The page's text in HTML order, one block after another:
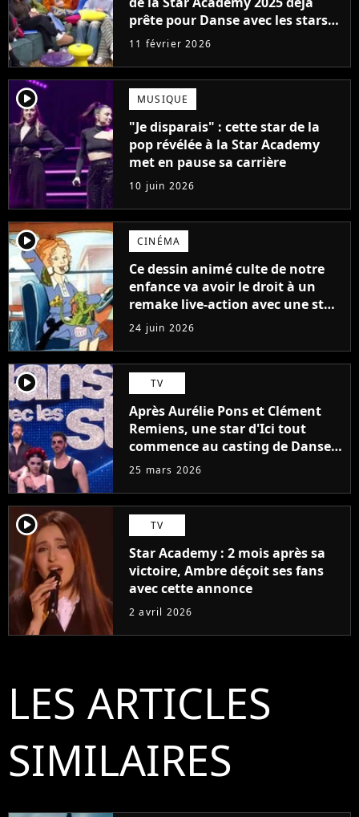
prête pour Danse avec les stars
2027
11 février 2026
player2 MUSIQUE
"Je disparais" : cette star de la
pop révélée à la Star Academy
met en pause sa carrière
10 juin 2026
player2 CINÉMA
Ce dessin animé culte de notre
enfance va avoir le droit à un
remake live-action avec une star
de Hunger Games
24 juin 2026
player2 TV
Après Aurélie Pons et Clément
Remiens, une star d'Ici tout
commence au casting de Danse
avec les stars 2027 ?
25 mars 2026
player2 TV
Star Academy : 2 mois après sa
victoire, Ambre déçoit ses fans
avec cette annonce
2 avril 2026
LES ARTICLES
SIMILAIRES